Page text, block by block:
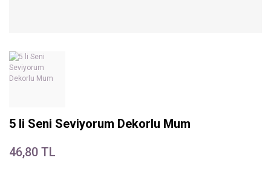
5 li Seni Seviyorum Dekorlu Mum
46,80 TL